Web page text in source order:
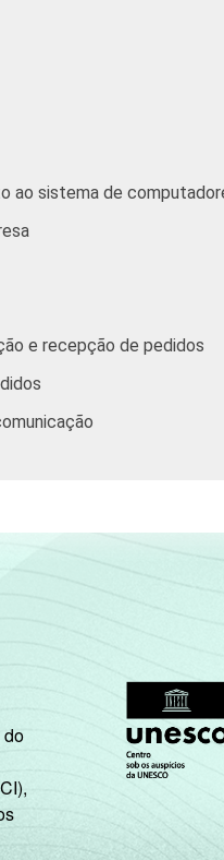
constituem os seguintes
2005).
ao sistema de
e recepção de pedidos
do